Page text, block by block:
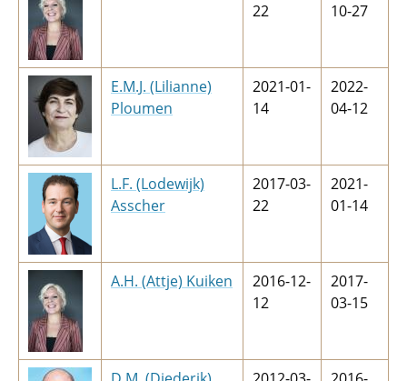
22
10-27
E.M.J. (Lilianne)
Ploumen
2021-01-
14
2022-
04-12
L.F. (Lodewijk)
Asscher
2017-03-
22
2021-
01-14
A.H. (Attje) Kuiken
2016-12-
12
2017-
03-15